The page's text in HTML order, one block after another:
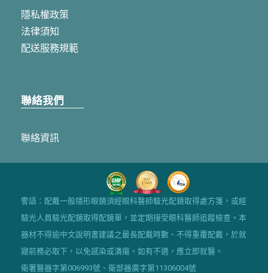
隱私權政策
法律須知
配送服務規範
聯絡我們
聯絡資訊
警語：配戴一般隱形眼鏡須經眼科醫師驗光配鏡取得處方箋，或經
驗光人員驗光配鏡取得配鏡單，並定期接受眼科醫師追蹤檢查。本
器材不得逾中文說明書建議之最長配戴時數、不得重覆配戴，於就
寢前務必取下，以免感染或潰瘍。如有不適，應立即就醫。
衛署醫器字第006993號、衛部器廣字第11306004號